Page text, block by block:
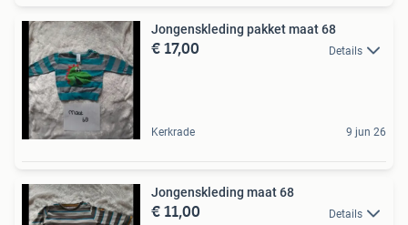
Jongenskleding pakket maat 68
€ 17,00 Details
Kerkrade 9 jun 26
Jongenskleding maat 68
€ 11,00 Details